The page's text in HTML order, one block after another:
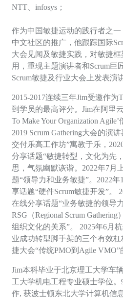
NTT、infosys ；
作为中国敏捷运动的践行者之一
中文社区的推广，他跟踪国际
大会见闻及敏捷实践，对敏捷
用，重现主题演讲者和Scrum巨
Scrum敏捷及行业大会上发表演
2015-2017连续三年Jim受邀作
到学员的最高评分。Jim在阿里
To Make Your Organization
2019 Scrum Gathering大会的演
交付乐高工作坊”寓教于乐，
分享话题“敏捷转型，文化为先
思，气氛幽默诙谐。2022年7月
题“领导力和业务敏捷”。 2022
享话题“硬件Scrum敏捷开发”。
在线分享话题“业务敏捷的领导
RSG（Regional Scrum
组织文化的关系”。 2025年6月
业成功转型脚手架的三个有效杠
捷大会“传统PMO到Agile VMO”
Jim本科毕业于北京理工大学车
工大学机电工程专业硕士学位。
作, 获波士顿东北大学计算机信